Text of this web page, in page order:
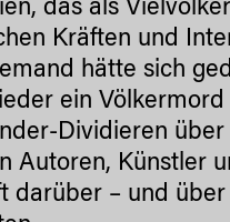
das als
Kräften und
hätte sich
ein
Dividieren
Autoren, Künstler
darüber – und